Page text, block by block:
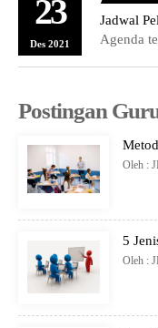
23
Des 2021
Jadwal
Agenda
Postingan
Oleh :
5
Oleh :